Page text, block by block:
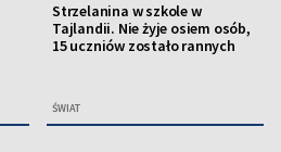
Strzelanina w szkole w
Tajlandii. Nie żyje osiem osób,
15 uczniów zostało rannych
ŚWIAT